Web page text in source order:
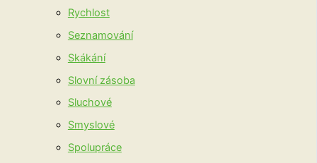
Rychlost
Seznamování
Skákání
Slovní zásoba
Sluchové
Smyslové
Spolupráce